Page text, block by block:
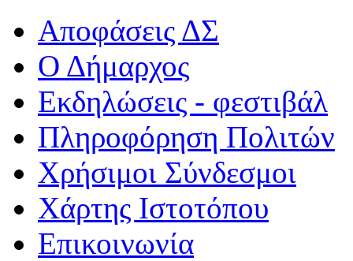
Αποφάσεις ΔΣ
Ο Δήμαρχος
Εκδηλώσεις - φεστιβάλ
Πληροφόρηση Πολιτών
Χρήσιμοι Σύνδεσμοι
Χάρτης Ιστοτόπου
Επικοινωνία